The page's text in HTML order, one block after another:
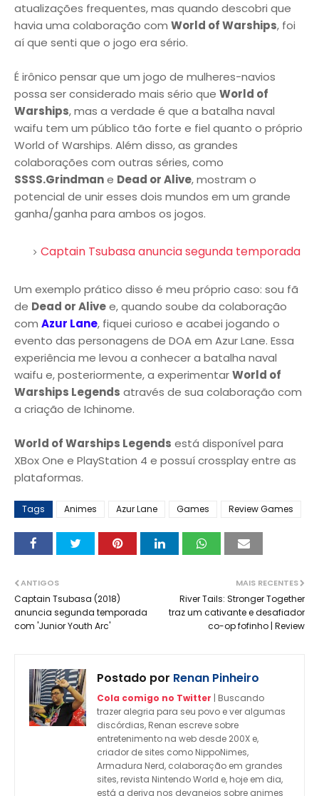
atualizações frequentes, mas quando descobri que
havia uma colaboração com World of Warships, foi
aí que senti que o jogo era sério.
É irônico pensar que um jogo de mulheres-navios
possa ser considerado mais sério que World of
Warships, mas a verdade é que a batalha naval
waifu tem um público tão forte e fiel quanto o próprio
World of Warships. Além disso, as grandes
colaborações com outras séries, como
SSSS.Grindmane Dead or Alive, mostram o
potencial de unir esses dois mundos em um grande
ganha/ganha para ambos os jogos.
Captain Tsubasa anuncia segunda temporada
Um exemplo prático disso é meu próprio caso: sou fã
de Dead or Alivee, quando soube da colaboração
com Azur Lane, fiquei curioso e acabei jogando o
evento das personagens de DOA em Azur Lane. Essa
experiência me levou a conhecer a batalha naval
waifu e, posteriormente, a experimentarWorld of
Warships Legends através de sua colaboração com
a criação de Ichinome.
World of Warships Legends está disponível para
XBox One e PlayStation 4 e possuí crossplay entre as
plataformas.
Tags Animes Azur Lane Games Review Games
MAIS RECENTES
River Tails: Stronger Together
traz um cativante e desafiador
co-op fofinho | Review
ANTIGOS
Captain Tsubasa (2018)
anuncia segunda temporada
com 'Junior Youth Arc'
Postado por Renan Pinheiro
Cola comigo no Twitter | Buscando
trazer alegria para seu povo e ver algumas
discórdias, Renan escreve sobre
entretenimento na web desde 200X e,
criador de sites como NippoNimes,
Armadura Nerd, colaboração em grandes
sites, revista Nintendo World e, hoje em dia,
está a deriva nos devaneios sobre animes